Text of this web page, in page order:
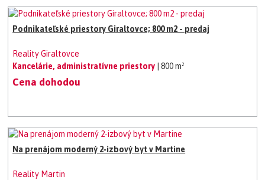
Podnikateľské priestory Giraltovce; 800 m2 - predaj
Reality Giraltovce
Kancelárie, administratívne priestory
| 800 m²
Cena dohodou
Na prenájom moderný 2‑izbový byt v Martine
Reality Martin